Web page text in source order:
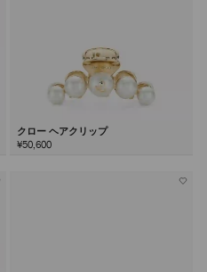
クロー ヘアクリップ
¥50,600